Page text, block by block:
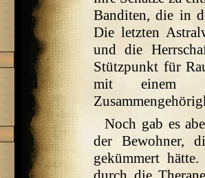
Banditen, die in
Die letzten
und die
Stützpunkt für
mit einem
Noch gab es
der Bewohner,
gekümmert